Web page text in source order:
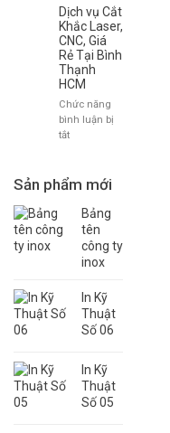
giá
dịch
vụ
thi
công
mặt
dựng
Alu
Quận
Đức
HCM
Dịch vụ Cắt
Khắc Laser,
CNC, Giá
Rẻ Tại Bình
Thạnh
HCM
Chức năng
bình luận bị
tắtở
Cắt
Laser,
CNC,
Giá
Thạnh
HCM
Sản phẩm mới
Bảng
tên
công ty
inox
In Kỹ
Thuật
Số 06
In Kỹ
Thuật
Số 05